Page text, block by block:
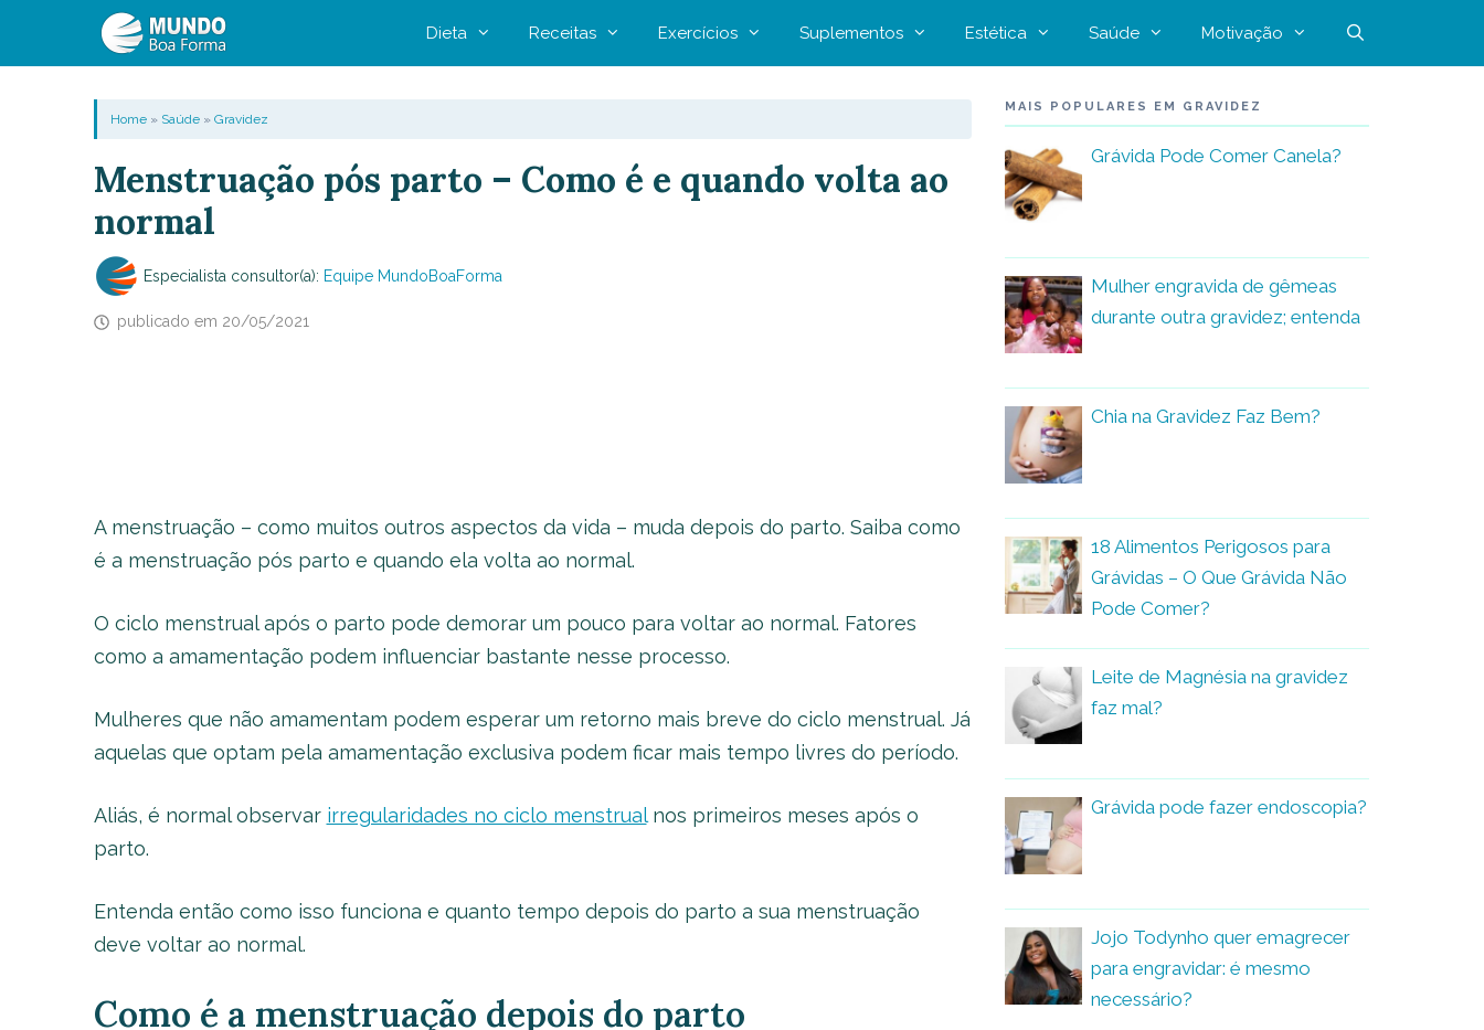
Dieta Receitas Exercícios Suplementos Estética Saúde Motivação
Home» Saúde» Gravidez
Menstruação pós parto – Como é e quando volta ao
normal
Especialista consultor(a): Equipe MundoBoaForma
publicado em 20/05/2021
A menstruação – como muitos outros aspectos da vida – muda depois do parto. Saiba como
é a menstruação pós parto e quando ela volta ao normal.
O ciclo menstrual após o parto pode demorar um pouco para voltar ao normal. Fatores
como a amamentação podem influenciar bastante nesse processo.
Mulheres que não amamentam podem esperar um retorno mais breve do ciclo menstrual. Já
aquelas que optam pela amamentação exclusiva podem ficar mais tempo livres do período.
Aliás, é normal observar irregularidades no ciclo menstrualnos primeiros meses após o
parto.
Entenda então como isso funciona e quanto tempo depois do parto a sua menstruação
deve voltar ao normal.
Como é a menstruação depois do parto
MAIS POPULARES EM GRAVIDEZ
Grávida Pode Comer Canela?
Mulher engravida de gêmeas
durante outra gravidez; entenda
Chia na Gravidez Faz Bem?
18 Alimentos Perigosos para
Grávidas – O Que Grávida Não
Pode Comer?
Leite de Magnésia na gravidez
faz mal?
Grávida pode fazer endoscopia?
Jojo Todynho quer emagrecer
para engravidar: é mesmo
necessário?